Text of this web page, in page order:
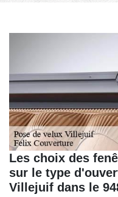
Les choix des
sur le type
Villejuif dans le